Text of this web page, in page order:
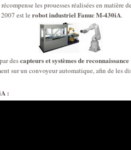
récompense les prouesses réalisées en matière
est le robot industriel Fanuc M-430iA.
descapteurs et systèmes de
sur un convoyeur automatique, afin de les
: